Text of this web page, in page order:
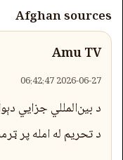
Afghan sources
Amu TV
2026-06-27 06:42:47
د بین‌المللي جزایي
د تحریم له امله پر